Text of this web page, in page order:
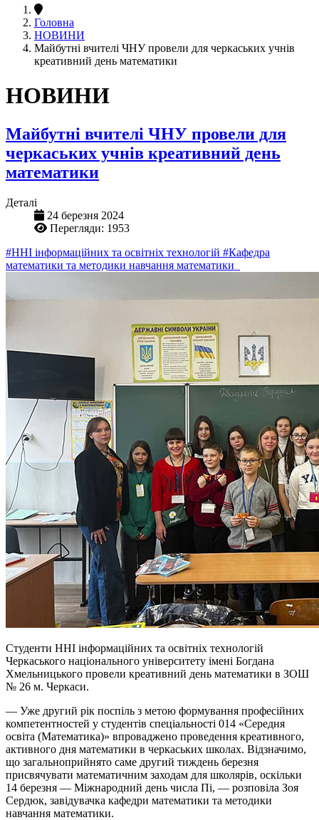
Головна
НОВИНИ
Майбутні вчителі ЧНУ провели для черкаських учнів
креативний день математики
НОВИНИ
Майбутні вчителі ЧНУ провели для
черкаських учнів креативний день
математики
Деталі
24 березня 2024
Перегляди: 1953
#ННІ інформаційних та освітніх технологій #Кафедра
математики та методики навчання математики
Студенти ННІ інформаційних та освітніх технологій
Черкаського національного університету імені Богдана
Хмельницького провели креативний день математики в ЗОШ
№ 26 м. Черкаси.
— Уже другий рік поспіль з метою формування професійних
компетентностей у студентів спеціальності 014 «Середня
освіта (Математика)» впроваджено проведення креативного,
активного дня математики в черкаських школах. Відзначимо,
що загальноприйнято саме другий тиждень березня
присвячувати математичним заходам для школярів, оскільки
14 березня — Міжнародний день числа Пі, — розповіла Зоя
Сердюк, завідувачка кафедри математики та методики
навчання математики.